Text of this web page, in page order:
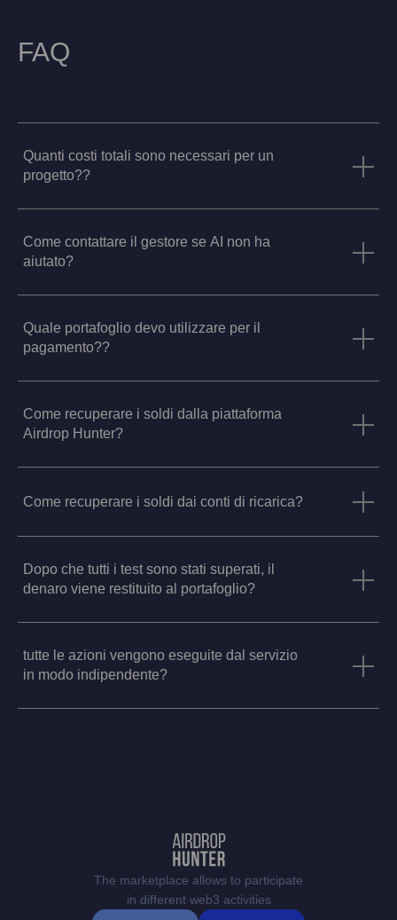
FAQ
Quanti costi totali sono necessari per un
progetto??
Come contattare il gestore se AI non ha
aiutato?
Quale portafoglio devo utilizzare per il
pagamento??
Come recuperare i soldi dalla piattaforma
Airdrop Hunter?
Come recuperare i soldi dai conti di ricarica?
Dopo che tutti i test sono stati superati, il
denaro viene restituito al portafoglio?
tutte le azioni vengono eseguite dal servizio
in modo indipendente?
The marketplace allows to participate
in different web3 activities